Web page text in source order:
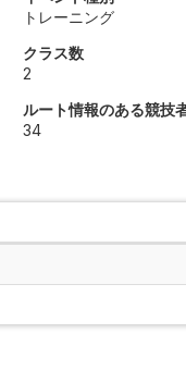
トレーニング
クラス数
2
ルート情報のある競技
34